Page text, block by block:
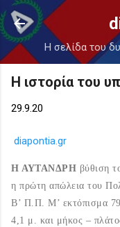
Η σελίδα του
Η ιστορία του
29.9.20
diapontia.gr
Η ΑΥΤΑΝΔΡΗ βύθιση
η πρώτη απώλεια του
Β’ Π.Π. Μ’ εκτόπισμα
4,1 μ. και μήκος –